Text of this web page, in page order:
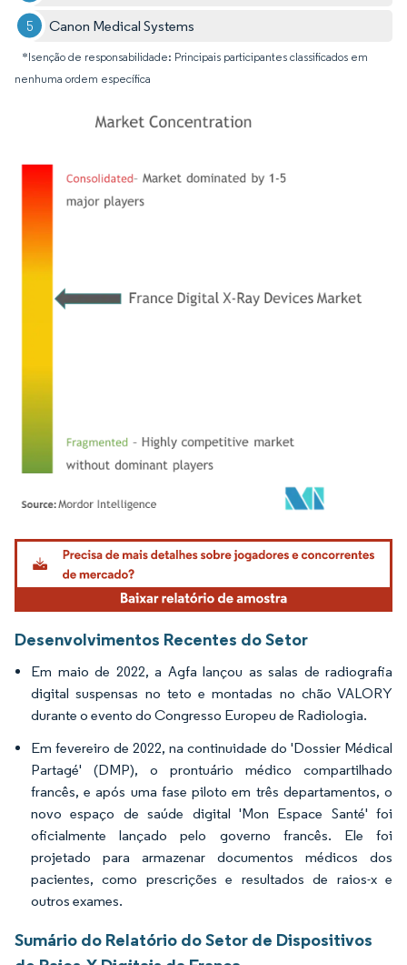
Canon Medical Systems
*Isenção de responsabilidade: Principais participantes classificados em
nenhuma ordem específica
Imagem © Mordor Intelligence. O reuso requer atribuição conforme CC BY 4.0.
Desenvolvimentos Recentes do Setor
Em maio de 2022, a Agfa lançou as salas de radiografia
digital suspensas no teto e montadas no chão VALORY
durante o evento do Congresso Europeu de Radiologia.
Em fevereiro de 2022, na continuidade do 'Dossier Médical
Partagé' (DMP), o prontuário médico compartilhado
francês, e após uma fase piloto em três departamentos, o
novo espaço de saúde digital 'Mon Espace Santé' foi
oficialmente lançado pelo governo francês. Ele foi
projetado para armazenar documentos médicos dos
pacientes, como prescrições e resultados de raios-x e
outros exames.
Sumário do Relatório do Setor de Dispositivos